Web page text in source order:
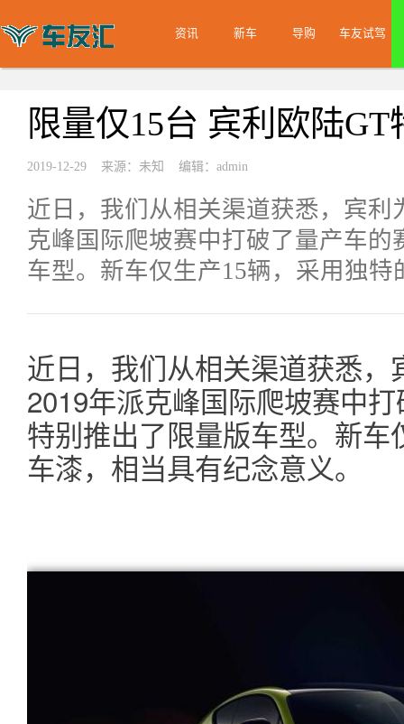
资讯 新车 导购 车友试驾
限量仅15台 宾利欧陆
2019-12-29 来源：未知 编辑：admin
近日，我们从相关渠道获悉，宾利
克峰国际爬坡赛中打破了量产车
车型。新车仅生产15辆，采用独
近日，我们从相关渠道获悉
2019年派克峰国际爬坡赛中
特别推出了限量版车型。新
车漆，相当具有纪念意义。